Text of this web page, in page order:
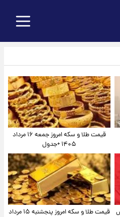
قیمت طلا و سکه امروز جمعه ۱۶ مرداد
۱۴۰۵ +جدول
قیمت طلا و سکه امروز پنجشنبه ۱۵ مرداد